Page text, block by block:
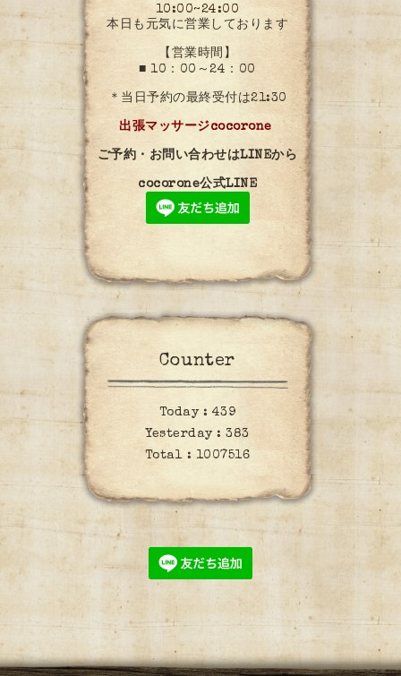
10:00~24:00
本日も元気に営業しております
【営業時間】
■ 10：00～24：00
＊当日予約の最終受付は21:30
出張マッサージcocorone
ご予約・お問い合わせはLINEから
cocorone公式LINE
Counter
Today : 439
Yesterday :383
Total : 1007516